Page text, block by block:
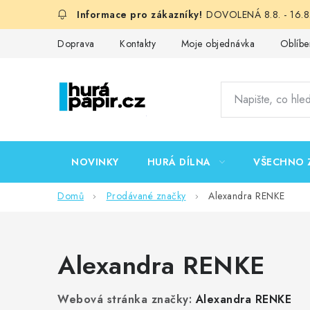
DOVOLENÁ 8.8. -
Doprava Kontakty Moje objednávka
NOVINKY HURÁ DÍLNA VŠECHNO
Domů Prodávané značky Alexandra RENKE
Alexandra RENKE
Webová stránka značky:Alexandra RENKE